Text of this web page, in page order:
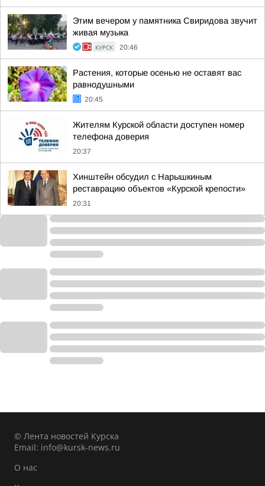
Этим вечером у памятника Свиридова звучит
живая музыка
КУРСК 20:46
Растения, которые осенью не оставят вас
равнодушными
20:45
Жителям Курской области доступен номер
телефона доверия
20:37
Хинштейн обсудил с Нарышкиным
реставрацию объектов «Курской крепости»
20:31
© Лента новостей Курска
Email: info@kursk-news.ru
О нас